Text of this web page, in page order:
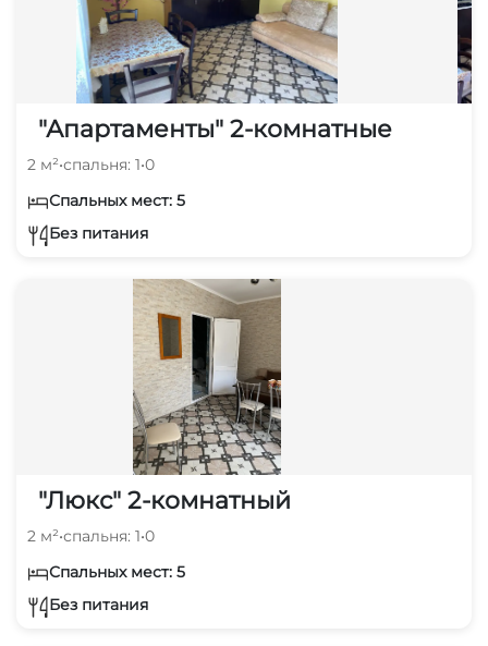
"Апартаменты" 2-комнатные
2 м²•спальня: 1•0
Спальных мест: 5
Без питания
"Люкс" 2-комнатный
2 м²•спальня: 1•0
Спальных мест: 5
Без питания